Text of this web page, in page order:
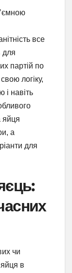
все
для
партій по
логіку,
і навіть
яйця
а
для
чи
в